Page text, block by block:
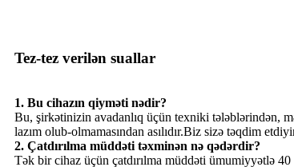
Tez-tez verilən suallar
1. Bu cihazın qiyməti nədir?
Bu, şirkətinizin avadanlıq üçün texniki tələblərindən,
lazım olub-olmamasından asılıdır.Biz sizə təqdim
2. Çatdırılma müddəti təxminən nə qədərdir?
Tək bir cihaz üçün çatdırılma müddəti ümumiyyətlə